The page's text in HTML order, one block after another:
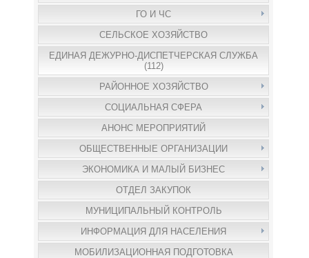
ГО И ЧС
СЕЛЬСКОЕ ХОЗЯЙСТВО
ЕДИНАЯ ДЕЖУРНО-ДИСПЕТЧЕРСКАЯ СЛУЖБА
(112)
РАЙОННОЕ ХОЗЯЙСТВО
СОЦИАЛЬНАЯ СФЕРА
АНОНС МЕРОПРИЯТИЙ
ОБЩЕСТВЕННЫЕ ОРГАНИЗАЦИИ
ЭКОНОМИКА И МАЛЫЙ БИЗНЕС
ОТДЕЛ ЗАКУПОК
МУНИЦИПАЛЬНЫЙ КОНТРОЛЬ
ИНФОРМАЦИЯ ДЛЯ НАСЕЛЕНИЯ
МОБИЛИЗАЦИОННАЯ ПОДГОТОВКА